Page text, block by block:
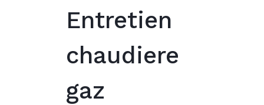
Entretien
chaudiere
gaz